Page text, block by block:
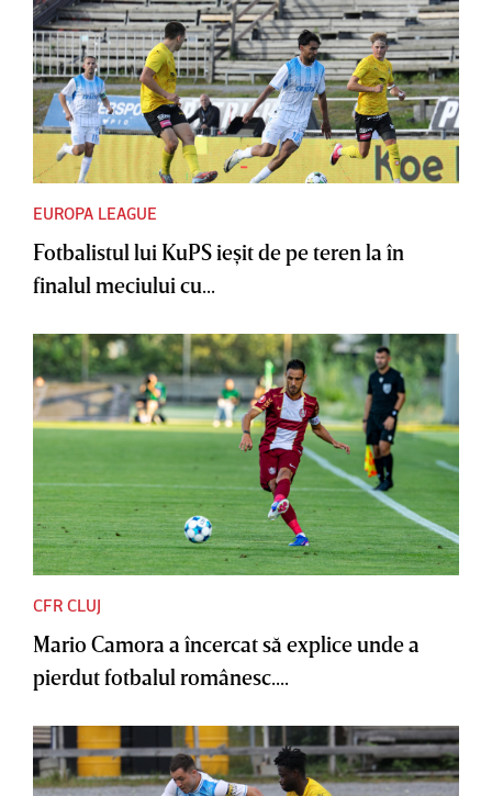
EUROPA LEAGUE
Fotbalistul lui KuPS ieşit de pe teren la în
finalul meciului cu...
CFR CLUJ
Mario Camora a încercat să explice unde a
pierdut fotbalul românesc....